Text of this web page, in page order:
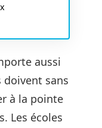
aussi
doivent sans
à la pointe
Les écoles